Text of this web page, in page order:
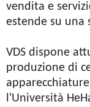
vendita e
estende su una
VDS dispone
produzione di
l'Università